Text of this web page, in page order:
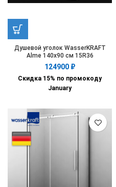
Душевой уголок WasserKRAFT
Alme 140х90 см 15R36
124900 ₽
Скидка 15% по промокоду
January